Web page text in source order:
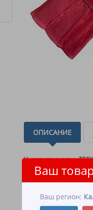
Ваш
Ваш регион:
ОПИСАНИЕ
У краг спилковых
температур -
использовать краги
Краги спилковые
сварщика в зимней
ниток.